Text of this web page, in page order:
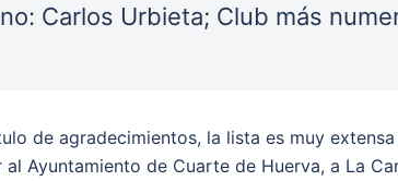
Carlos Urbieta; Club más
de agradecimientos, la lista es muy
al Ayuntamiento de Cuarte de Huerva, a La